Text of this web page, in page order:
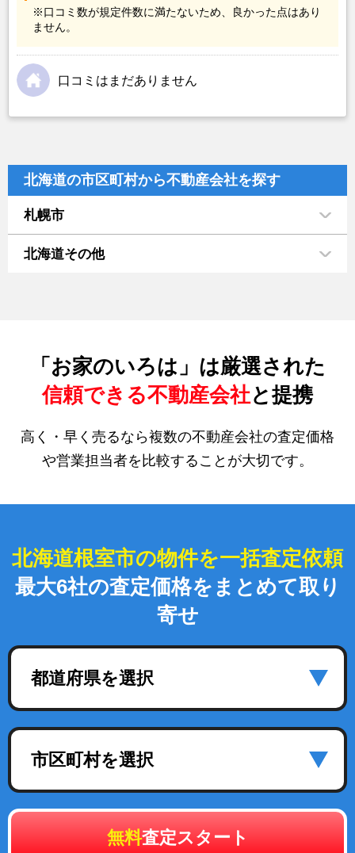
※口コミ数が規定件数に満たないため、良かった点はあり
ません。
口コミはまだありません
北海道の市区町村から不動産会社を探す
札幌市
北海道その他
「お家のいろは」は厳選された
信頼できる不動産会社と提携
高く・早く売るなら複数の不動産会社の査定価格
や営業担当者を比較することが大切です。
北海道根室市の物件を一括査定依頼
最大6社の査定価格をまとめて取り
寄せ
都道府県を選択
市区町村を選択
無料査定スタート